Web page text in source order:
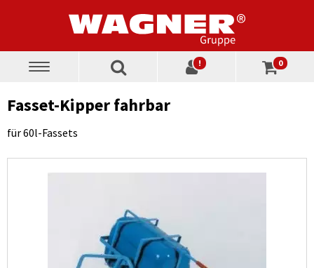
Toggle
! 0
Fasset-Kipper fahrbar
für 60l-Fassets